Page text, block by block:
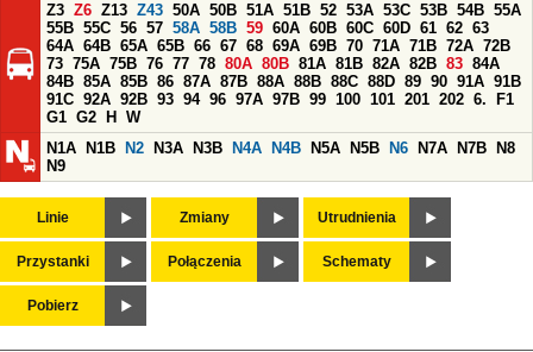
Z3 Z6 Z13 Z43 50A 50B 51A 51B 52 53A 53C 53B 54B 55A
55B 55C 56 57 58A 58B 59 60A 60B 60C 60D 61 62 63
64A 64B 65A 65B 66 67 68 69A 69B 70 71A 71B 72A 72B
73 75A 75B 76 77 78 80A 80B 81A 81B 82A 82B 83 84A
84B 85A 85B 86 87A 87B 88A 88B 88C 88D 89 90 91A 91B
91C 92A 92B 93 94 96 97A 97B 99 100 101 201 202 6.
F1
G1 G2 H
W
N1A
N1B N2 N3A N3B N4A N4B N5A N5B N6 N7A N7B
N8
N9
Linie Zmiany Utrudnienia
Przystanki Połączenia Schematy
Pobierz